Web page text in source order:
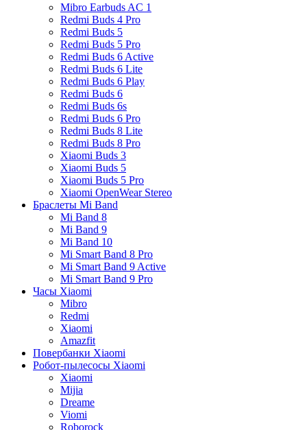
Mibro Earbuds AC 1
Redmi Buds 4 Pro
Redmi Buds 5
Redmi Buds 5 Pro
Redmi Buds 6 Active
Redmi Buds 6 Lite
Redmi Buds 6 Play
Redmi Buds 6
Redmi Buds 6s
Redmi Buds 6 Pro
Redmi Buds 8 Lite
Redmi Buds 8 Pro
Xiaomi Buds 3
Xiaomi Buds 5
Xiaomi Buds 5 Pro
Xiaomi OpenWear Stereo
Браслеты Mi Band
Mi Band 8
Mi Band 9
Mi Band 10
Mi Smart Band 8 Pro
Mi Smart Band 9 Active
Mi Smart Band 9 Pro
Часы Xiaomi
Mibro
Redmi
Xiaomi
Amazfit
Повербанки Xiaomi
Робот-пылесосы Xiaomi
Xiaomi
Mijia
Dreame
Viomi
Roborock